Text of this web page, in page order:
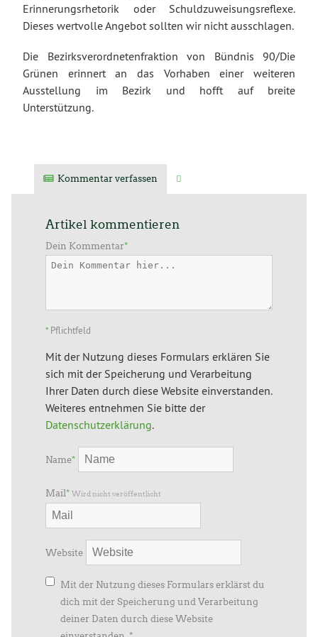
Erinnerungsrhetorik oder Schuldzuweisungsreflexe.
Dieses wertvolle Angebot sollten wir nicht ausschlagen.
Die Bezirksverordnetenfraktion von Bündnis 90/Die
Grünen erinnert an das Vorhaben einer weiteren
Ausstellung im Bezirk und hofft auf breite
Unterstützung.
Kommentar verfassen
Artikel kommentieren
Dein Kommentar*
* Pflichtfeld
Mit der Nutzung dieses Formulars erklären Sie
sich mit der Speicherung und Verarbeitung
Ihrer Daten durch diese Website einverstanden.
Weiteres entnehmen Sie bitte der
Datenschutzerklärung.
Name*
Mail* Wird nicht veröffentlicht
Website
Mit der Nutzung dieses Formulars erklärst du
dich mit der Speicherung und Verarbeitung
deiner Daten durch diese Website